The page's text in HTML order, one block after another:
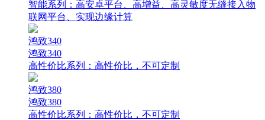
智能系列： 高安卓平台、高增益、高灵敏度无缝接入物
联网平台、实现边缘计算
鸿致340
鸿致340
高性价比系列： 高性价比，不可定制
鸿致380
鸿致380
高性价比系列： 高性价比，不可定制